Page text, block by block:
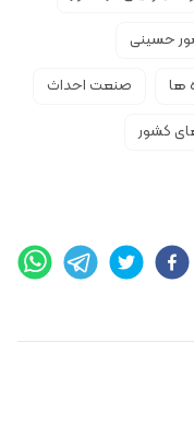
حسینی
ها
صنعت احداث
کشور